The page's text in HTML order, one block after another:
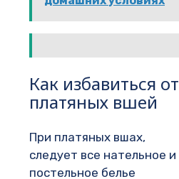
Как избавиться от
платяных вшей
При платяных вшах,
следует все нательное и
постельное белье